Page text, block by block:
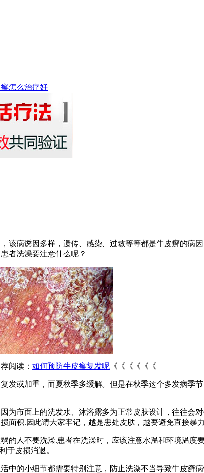
怎么治疗好
该病诱因多样，遗传、感染、过敏等等都是牛皮癣的病
者洗澡要注意什么呢？
阅读： 如何预防牛皮癣复发呢 《《《《《《
发或加重，而夏秋季多缓解。但是在秋季这个多发病季
为市面上的洗发水、沐浴露多为正常皮肤设计，往往会
积.因此请大家牢记，越是患处皮肤，越要避免直接暴
的人不要洗澡.患者在洗澡时，应该注意水温和环境温度
于皮损消退。
中的小细节都需要特别注意，防止洗澡不当导致牛皮癣